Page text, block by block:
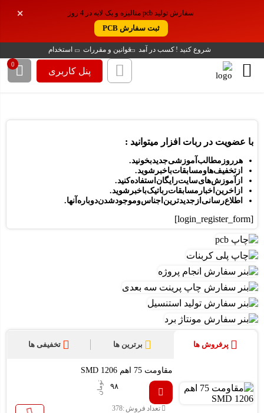
✕ سفارش تولید pcb متالیزه و یک لایه در 4 روز
ثبت سفارش PCB
شروع کنید ! کسب در آمد قوانین و مقررات استخدام
پنل کاربری
0
با عضویت در ربات افزار میتوانید :
هر روز مطالب آموزشی جدید بخونید.
از تخفیف ها و مسابقات باخبرشوید.
از آموزش های سایت رایگان استفاده کنید.
از اخرین اخبار مسابقات رباتیک با خبر شوید .
اطلاع رسانی از جدید ترین اجناس و موجود شدن دوباره آنها.
[login_register_form]
پرفروش ها برترین ها تخفیفی ها
مقاومت 75 اهم SMD 1206
۹۸
تومان
تعداد فروش :378